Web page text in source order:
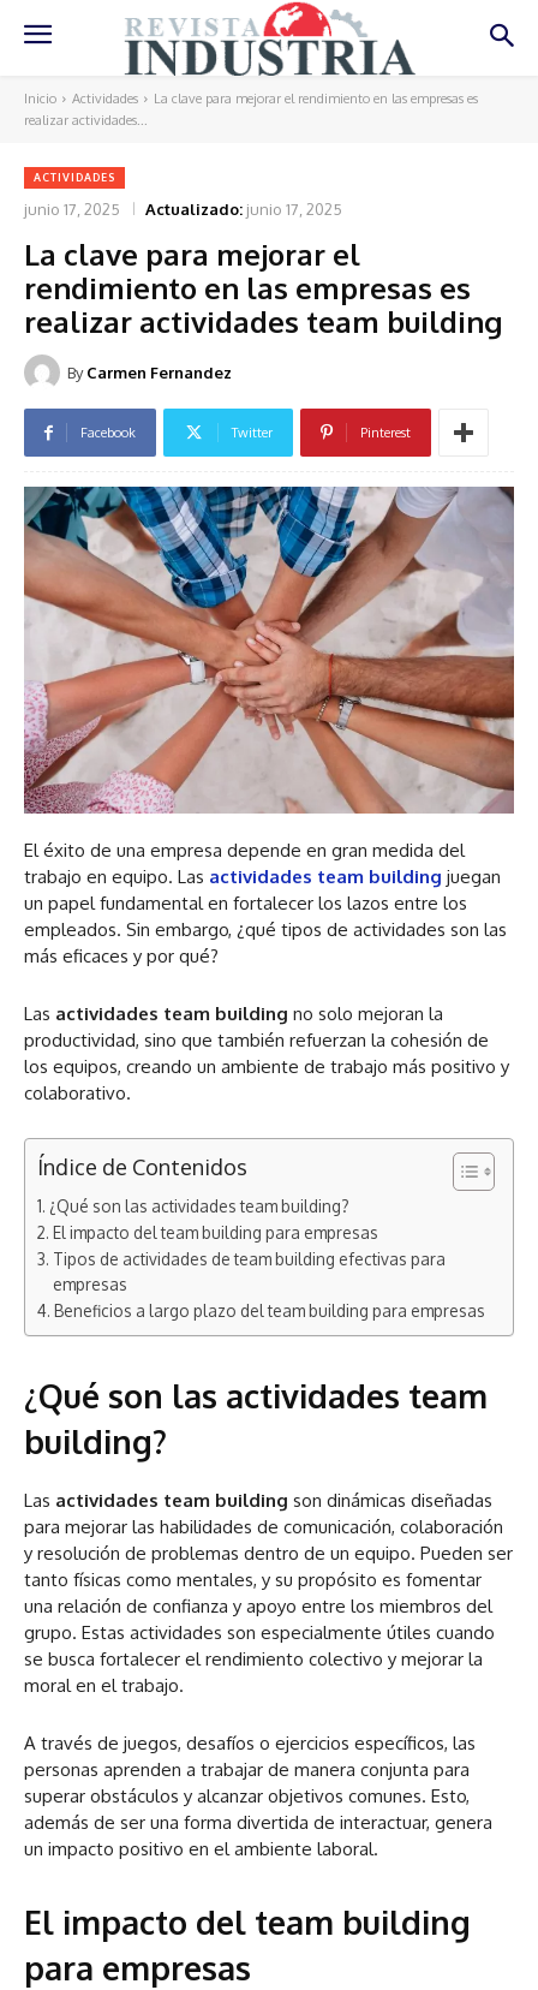
Inicio Actividades
La clave para mejorar el rendimiento en las empresas es
realizar actividades...
ACTIVIDADES
junio 17, 2025 Actualizado: junio 17, 2025
La clave para mejorar el
rendimiento en las empresas es
realizar actividades team building
By Carmen Fernandez
Facebook Twitter Pinterest
El éxito de una empresa depende en gran medida del
trabajo en equipo. Las actividades team building juegan
un papel fundamental en fortalecer los lazos entre los
empleados. Sin embargo, ¿qué tipos de actividades son las
más eficaces y por qué?
Las actividades team building no solo mejoran la
productividad, sino que también refuerzan la cohesión de
los equipos, creando un ambiente de trabajo más positivo y
colaborativo.
Índice de Contenidos
¿Qué son las actividades team building?
El impacto del team building para empresas
Tipos de actividades de team building efectivas para
empresas
Beneficios a largo plazo del team building para empresas
¿Qué son las actividades team
building?
Las actividades team building son dinámicas diseñadas
para mejorar las habilidades de comunicación, colaboración
y resolución de problemas dentro de un equipo. Pueden ser
tanto físicas como mentales, y su propósito es fomentar
una relación de confianza y apoyo entre los miembros del
grupo. Estas actividades son especialmente útiles cuando
se busca fortalecer el rendimiento colectivo y mejorar la
moral en el trabajo.
A través de juegos, desafíos o ejercicios específicos, las
personas aprenden a trabajar de manera conjunta para
superar obstáculos y alcanzar objetivos comunes. Esto,
además de ser una forma divertida de interactuar, genera
un impacto positivo en el ambiente laboral.
El impacto del team building
para empresas